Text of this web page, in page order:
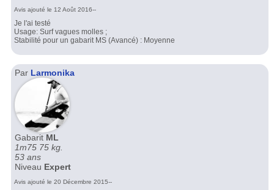
Avis ajouté le 12 Août 2016--
Je l'ai testé
Usage: Surf vagues molles ;
Stabilité pour un gabarit MS (Avancé) : Moyenne
Par Larmonika
Gabarit ML
1m75 75 kg.
53 ans
Niveau Expert
Avis ajouté le 20 Décembre 2015--